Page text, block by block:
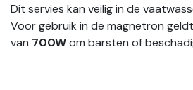
Dit servies kan veilig in de
Voor gebruik in de magnetron
van 700Wom barsten of